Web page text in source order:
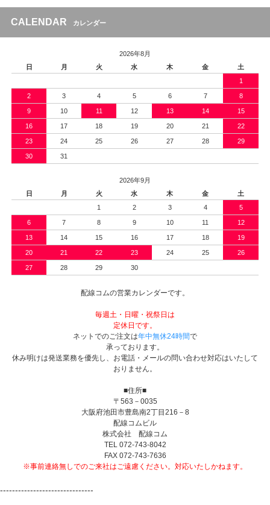
CALENDAR カレンダー
2026年8月
日
月 火 水 木 金
土
1
2 3 4 5 6 7 8
9 10 11 12 13 14 15
16 17 18 19 20 21 22
23 24 25 26 27 28 29
30 31
2026年9月
日
月 火 水 木 金
土
1
2 3 4 5
6 7 8 9 10 11 12
13 14 15 16 17 18 19
20 21 22 23 24 25 26
27 28 29 30
配線コムの営業カレンダーです。
毎週土・日曜・祝祭日は
定休日です。
ネットでのご注文は年中無休24時間で
承っております。
休み明けは発送業務を優先し、お電話・メールの問い合わせ対応はいたして
おりません。
■住所■
〒563－0035
大阪府池田市豊島南2丁目216－8
配線コムビル
株式会社 配線コム
TEL 072-743-8042
FAX 072-743-7636
※事前連絡無しでのご来社はご遠慮ください。対応いたしかねます。
-------------------------------